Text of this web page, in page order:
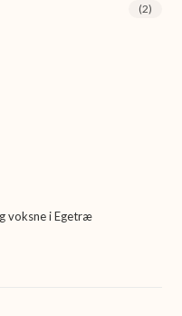
(2)
voksne i Egetræ